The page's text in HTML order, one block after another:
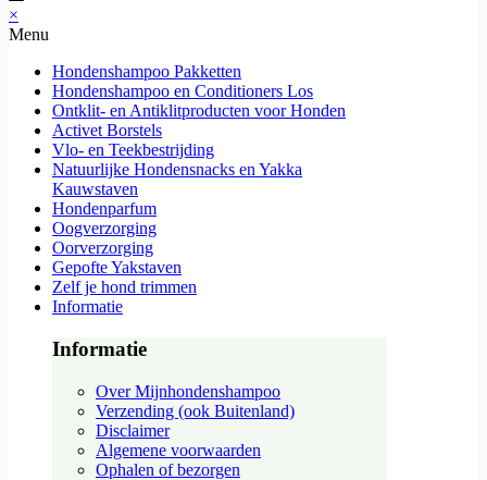
×
Menu
Hondenshampoo Pakketten
Hondenshampoo en Conditioners Los
Ontklit- en Antiklitproducten voor Honden
Activet Borstels
Vlo- en Teekbestrijding
Natuurlijke Hondensnacks en Yakka
Kauwstaven
Hondenparfum
Oogverzorging
Oorverzorging
Gepofte Yakstaven
Zelf je hond trimmen
Informatie
Informatie
Over Mijnhondenshampoo
Verzending (ook Buitenland)
Disclaimer
Algemene voorwaarden
Ophalen of bezorgen